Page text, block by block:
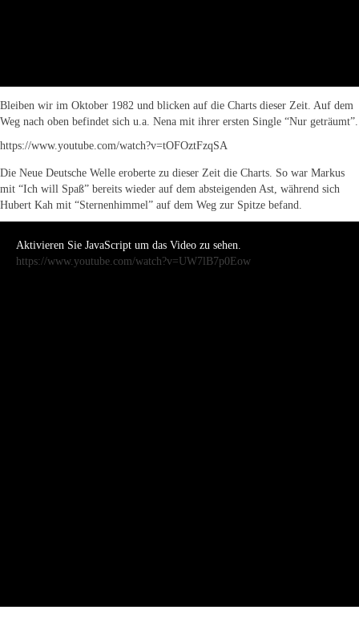
Bleiben wir im Oktober 1982 und blicken auf die Charts dieser Zeit. Auf dem
Weg nach oben befindet sich u.a. Nena mit ihrer ersten Single “Nur geträumt”.
https://www.youtube.com/watch?v=tOFOztFzqSA
Die Neue Deutsche Welle eroberte zu dieser Zeit die Charts. So war Markus
mit “Ich will Spaß” bereits wieder auf dem absteigenden Ast, während sich
Hubert Kah mit “Sternenhimmel” auf dem Weg zur Spitze befand.
Aktivieren Sie JavaScript um das Video zu sehen.
https://www.youtube.com/watch?v=UW7lB7p0Eow